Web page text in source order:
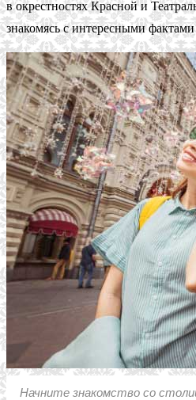
в окрестностях Красной и
знакомясь с интересными
Начните знакомство со